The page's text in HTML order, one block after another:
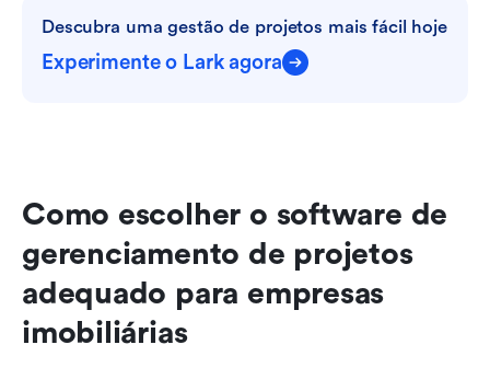
Descubra uma gestão de projetos mais fácil hoje
Experimente o Lark agora
Como escolher o software de
gerenciamento de projetos
adequado para empresas
imobiliárias